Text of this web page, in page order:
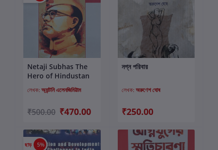
কার্টে যোগ করুন
Netaji Subhas The
Hero of Hindustan
লেখক: অ্যান্টনি এলেনজিমিট্টাম
₹500.00 ₹470.00
কার্টে যোগ করুন
নগ্ন পরিবার
লেখক: অরুণেশ ঘোষ
₹250.00
ছাড় 5%